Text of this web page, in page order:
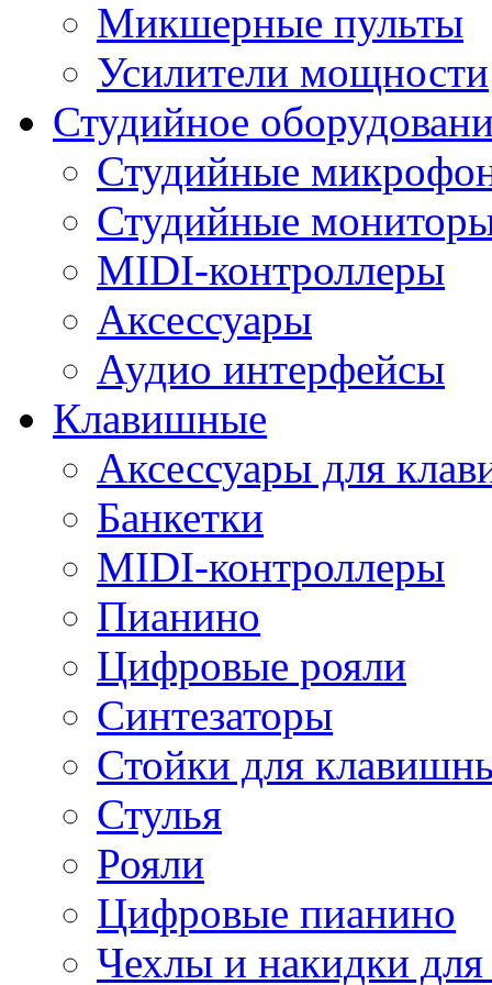
Микшерные пульты
Усилители мощности
Студийное
Студийные
Студийные
MIDI-контроллеры
Аксессуары
Аудио интерфейсы
Клавишные
Аксессуары для
Банкетки
MIDI-контроллеры
Пианино
Цифровые рояли
Синтезаторы
Стойки для
Стулья
Рояли
Цифровые пианино
Чехлы и накидки